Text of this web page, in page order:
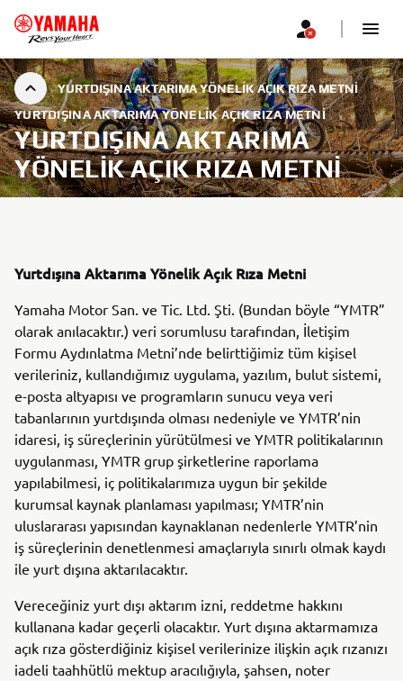
YURTDIŞINA AKTARIMA YÖNELIK AÇIK RIZA METNI
YURTDIŞINA AKTARIMA YÖNELIK AÇIK RIZA METNI
YURTDIŞINA AKTARIMA
YÖNELIK AÇIK RIZA METNI
Yurtdışına Aktarıma Yönelik Açık Rıza Metni
Yamaha Motor San. ve Tic. Ltd. Şti. (Bundan böyle “YMTR”
olarak anılacaktır.) veri sorumlusu tarafından, İletişim
Formu Aydınlatma Metni’nde belirttiğimiz tüm kişisel
verileriniz, kullandığımız uygulama, yazılım, bulut sistemi,
e-posta altyapısı ve programların sunucu veya veri
tabanlarının yurtdışında olması nedeniyle ve YMTR’nin
idaresi, iş süreçlerinin yürütülmesi ve YMTR politikalarının
uygulanması, YMTR grup şirketlerine raporlama
yapılabilmesi, iç politikalarımıza uygun bir şekilde
kurumsal kaynak planlaması yapılması; YMTR’nin
uluslararası yapısından kaynaklanan nedenlerle YMTR’nin
iş süreçlerinin denetlenmesi amaçlarıyla sınırlı olmak kaydı
ile yurt dışına aktarılacaktır.
Vereceğiniz yurt dışı aktarım izni, reddetme hakkını
kullanana kadar geçerli olacaktır. Yurt dışına aktarmamıza
açık rıza gösterdiğiniz kişisel verilerinize ilişkin açık rızanızı
iadeli taahhütlü mektup aracılığıyla, şahsen, noter